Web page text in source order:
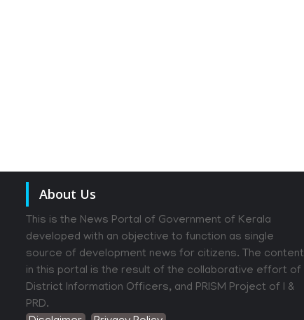
About Us
This is the News Portal of Government of Kerala
developed with an objective to function as single
source of development news for citizens. The content
in this portal is the result of the collaborative effort of
District Information Officers, and PRISM Project of I &
PRD.